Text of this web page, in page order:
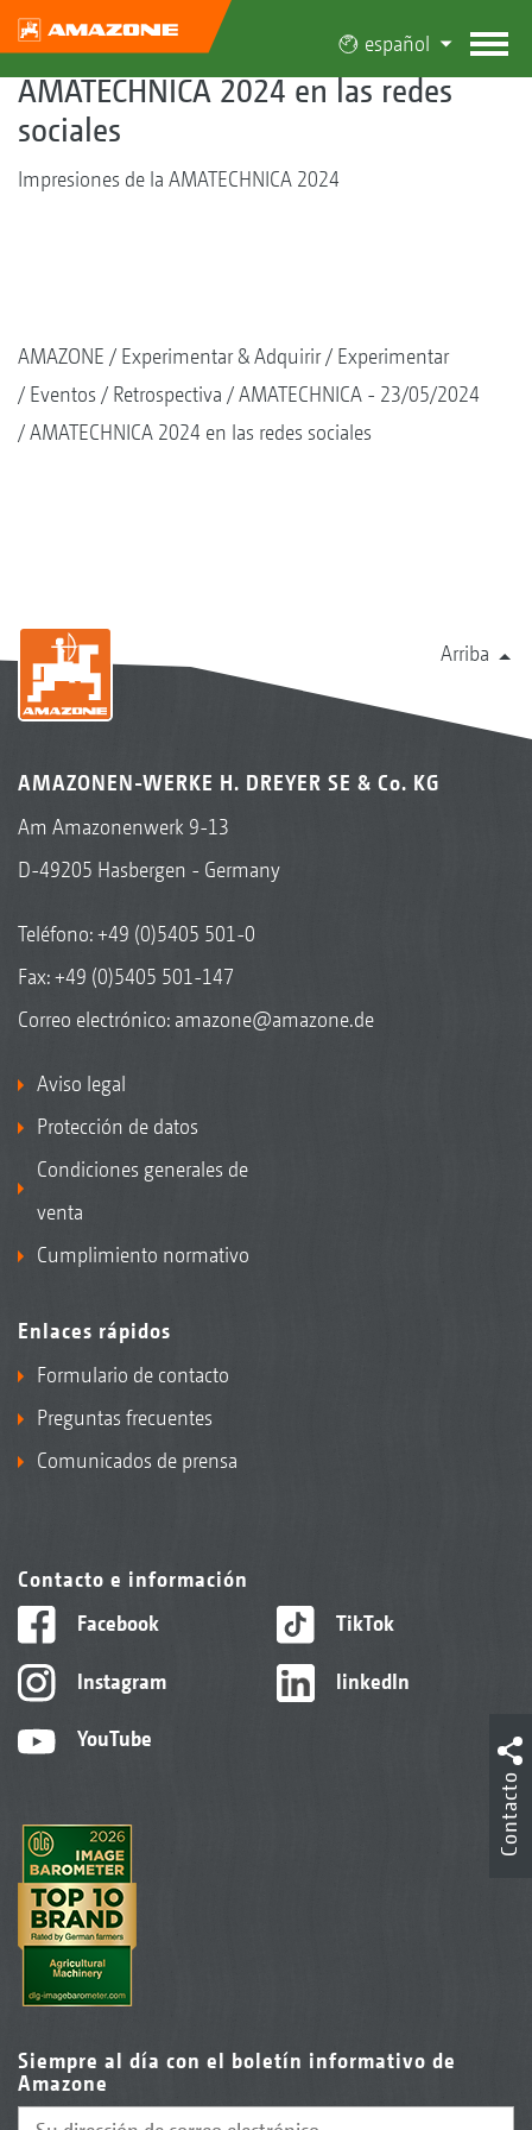
español
AMATECHNICA 2024 en las redes
sociales
Impresiones de la AMATECHNICA 2024
AMAZONE Experimentar & Adquirir
Experimentar
Eventos
Retrospectiva
AMATECHNICA - 23/05/2024
AMATECHNICA 2024 en las redes sociales
Arriba
AMAZONEN-WERKE H. DREYER SE & Co. KG
Am Amazonenwerk 9-13
D-49205 Hasbergen - Germany
Teléfono:+49 (0)5405 501-0
Fax: +49 (0)5405 501-147
Correo electrónico: amazone@amazone.de
Aviso legal
Protección de datos
Condiciones generales de
venta
Cumplimiento normativo
Enlaces rápidos
Formulario de contacto
Preguntas frecuentes
Comunicados de prensa
Contacto e información
Facebook
Instagram
YouTube
TikTok
linkedIn
Siempre al día con el boletín informativo de
Amazone
Contacto